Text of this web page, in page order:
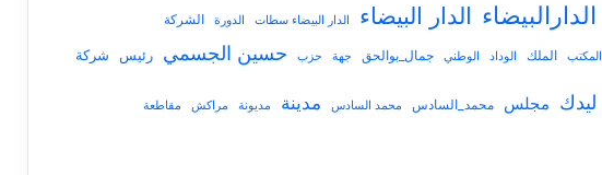
الدارالبيضاء الدار البيضاء الدار البيضاء سطات الدورة الشركة
المكتب الملك الوداد الوطني جمال_بوالحق جهة حزب حسين الجسمي رئيس شركة
ليدك مجلس محمد_السادس محمد السادس مدينة مديونة مراكش مقاطعة